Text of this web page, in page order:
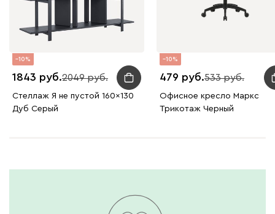
10
1843 2049
Стеллаж Я не пустой 160x130
Дуб Серый
10
479 533
Офисное кресло Маркс
Трикотаж Черный